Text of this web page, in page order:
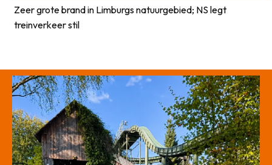
Zeer grote brand in Limburgs natuurgebied; NS legt
treinverkeer stil